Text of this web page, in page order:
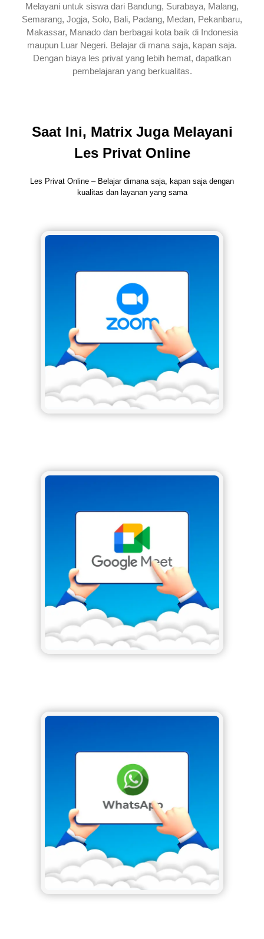
Melayani untuk siswa dari Bandung, Surabaya, Malang,
Semarang, Jogja, Solo, Bali, Padang, Medan, Pekanbaru,
Makassar, Manado dan berbagai kota baik di Indonesia
maupun Luar Negeri. Belajar di mana saja, kapan saja.
Dengan biaya les privat yang lebih hemat, dapatkan
pembelajaran yang berkualitas.
Saat Ini, Matrix Juga Melayani
Les Privat Online
Les Privat Online – Belajar dimana saja, kapan saja dengan
kualitas dan layanan yang sama